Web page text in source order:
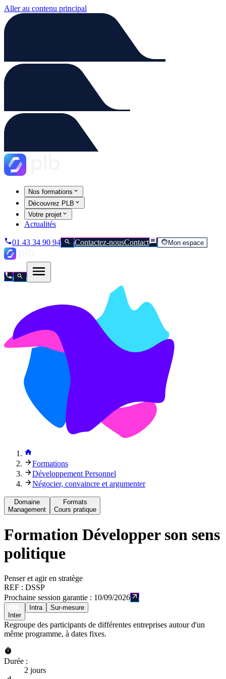
Aller au contenu principal
Nos formations
Découvrez PLB
Votre projet
Actualités
01 43 34 90 94 Contactez-nousContact Mon espace
Formations
Développement Personnel
Négocier, convaincre et argumenter
Domaine
Management
Formats
Cours pratique
Formation Développer son sens
politique
Penser et agir en stratège
REF : DSSP
Prochaine session garantie : 10/09/2026
Inter
Intra Sur-mesure
Regroupe des participants de différentes entreprises autour d'un
même programme, à dates fixes.
Durée :
2 jours